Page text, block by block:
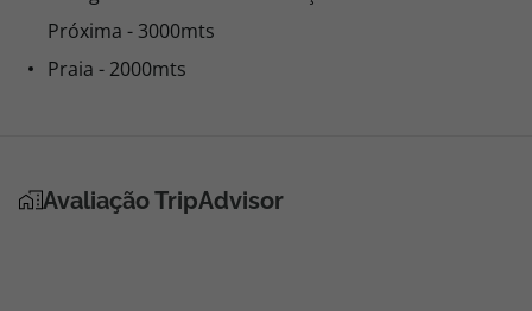
Próxima - 3000mts
Praia - 2000mts
Avaliação TripAdvisor